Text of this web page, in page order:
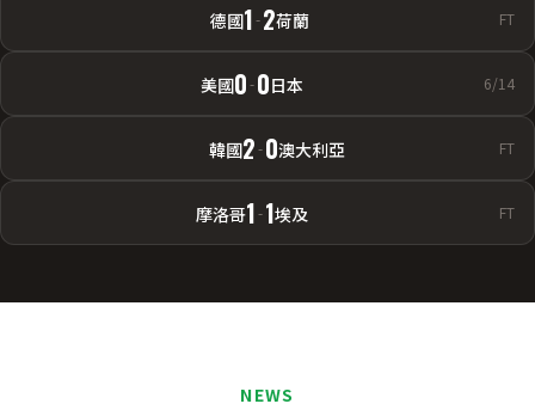
德國1-2荷蘭 FT
美國0-0日本 6/14
韓國2- 0澳大利亞 FT
摩洛哥1- 1埃及 FT
NEWS